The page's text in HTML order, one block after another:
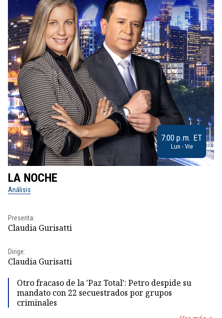
7:00 p.m. ET
Lun - Vie
LA NOCHE
Análisis
Presenta:
Claudia Gurisatti
Dirige:
Claudia Gurisatti
Otro fracaso de la 'Paz Total': Petro despide su
mandato con 22 secuestrados por grupos
criminales